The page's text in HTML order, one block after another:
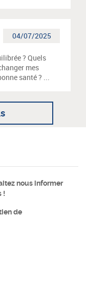
04/07/2025
? Quels
mes
santé ? ...
nous informer
!
de